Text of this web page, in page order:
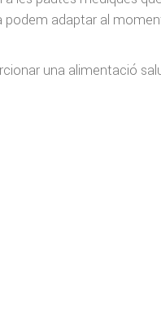
podem adaptar al
una alimentació